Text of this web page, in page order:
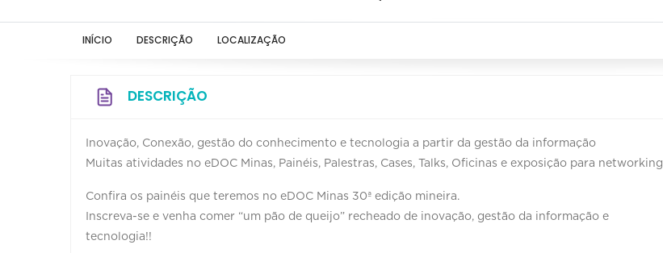
INÍCIO DESCRIÇÃO LOCALIZAÇÃO
DESCRIÇÃO
Inovação, Conexão, gestão do conhecimento e tecnologia a partir da gestão da informação
Muitas atividades no eDOC Minas, Painéis, Palestras, Cases, Talks, Oficinas e exposição para networking
Confira os painéis que teremos no eDOC Minas 30ª edição mineira.
Inscreva-se e venha comer “um pão de queijo” recheado de inovação, gestão da informação e
tecnologia!!